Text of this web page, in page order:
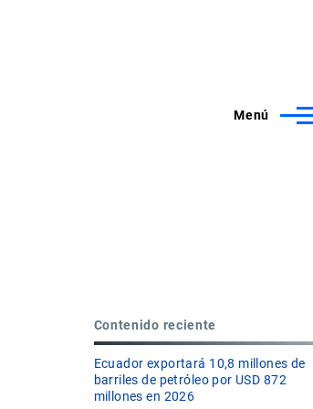
Menú
Contenido reciente
Ecuador exportará 10,8 millones de
barriles de petróleo por USD 872
millones en 2026